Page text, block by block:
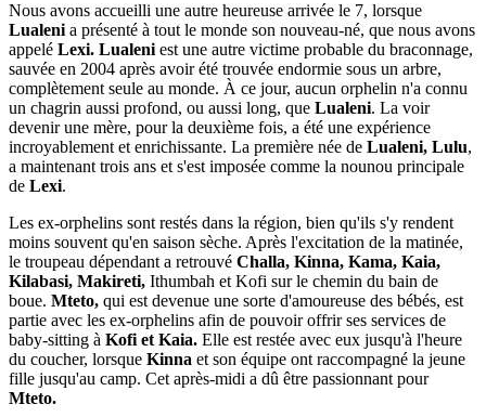
Nous avons accueilli une autre heureuse arrivée le 7, lorsque
Lualeni a présenté à tout le monde son nouveau-né, que nous avons
appelé Lexi. Lualeni est une autre victime probable du braconnage,
sauvée en 2004 après avoir été trouvée endormie sous un arbre,
complètement seule au monde. À ce jour, aucun orphelin n'a connu
un chagrin aussi profond, ou aussi long, que Lualeni. La voir
devenir une mère, pour la deuxième fois, a été une expérience
incroyablement et enrichissante. La première née de Lualeni, Lulu,
a maintenant trois ans et s'est imposée comme la nounou principale
de Lexi.
Les ex-orphelins sont restés dans la région, bien qu'ils s'y rendent
moins souvent qu'en saison sèche. Après l'excitation de la matinée,
le troupeau dépendant a retrouvé Challa, Kinna, Kama, Kaia,
Kilabasi, Makireti, Ithumbah et Kofi sur le chemin du bain de
boue. Mteto, qui est devenue une sorte d'amoureuse des bébés, est
partie avec les ex-orphelins afin de pouvoir offrir ses services de
baby-sitting à Kofi et Kaia. Elle est restée avec eux jusqu'à l'heure
du coucher, lorsque Kinna et son équipe ont raccompagné la jeune
fille jusqu'au camp. Cet après-midi a dû être passionnant pour
Mteto.